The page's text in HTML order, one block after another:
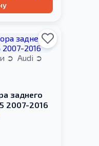
Audi
заднего
2007-2016